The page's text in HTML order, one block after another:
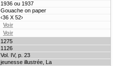
1936 ou 1937
Gouache on paper
‹36 X 52›
1275
1126
Vol. IV, p. 23
jeunesse illustrée, La